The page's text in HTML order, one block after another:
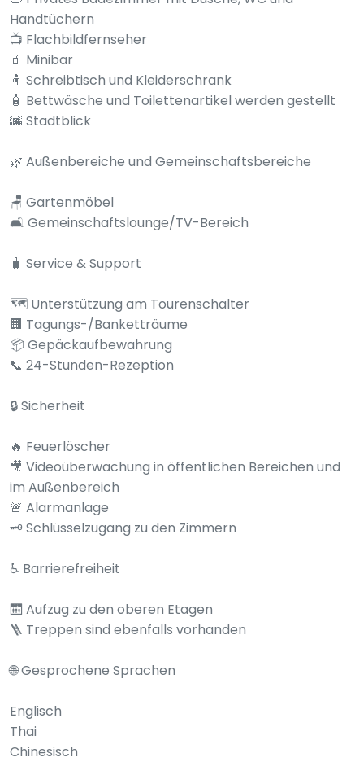
Handtüchern
📺 Flachbildfernseher
🧃 Minibar
🧍 Schreibtisch und Kleiderschrank
🧴 Bettwäsche und Toilettenartikel werden gestellt
🌆 Stadtblick
🌿 Außenbereiche und Gemeinschaftsbereiche
🪑 Gartenmöbel
🛋️ Gemeinschaftslounge/TV-Bereich
🧳 Service & Support
🗺️ Unterstützung am Tourenschalter
🏢 Tagungs-/Banketträume
📦 Gepäckaufbewahrung
📞 24-Stunden-Rezeption
🔒 Sicherheit
🔥 Feuerlöscher
🎥 Videoüberwachung in öffentlichen Bereichen und
im Außenbereich
🚨 Alarmanlage
🗝️ Schlüsselzugang zu den Zimmern
♿ Barrierefreiheit
🛗 Aufzug zu den oberen Etagen
🪜 Treppen sind ebenfalls vorhanden
🌐 Gesprochene Sprachen
Englisch
Thai
Chinesisch